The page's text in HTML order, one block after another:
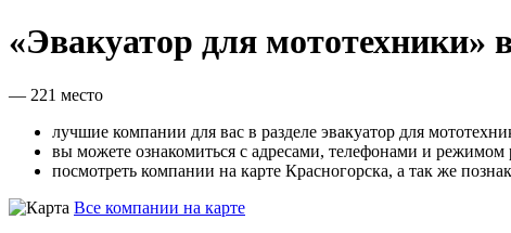
«Эвакуатор для мототехники»
— 221 место
лучшие компании для вас в разделе эвакуатор для
вы можете ознакомиться с адресами, телефонами и режимом
посмотреть компании на карте Красногорска, а так же
Все компании на карте